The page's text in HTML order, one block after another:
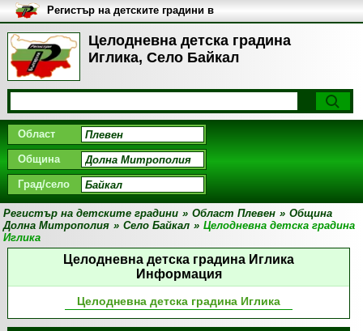
Целодневна детска градина
Иглика, Село Байкал
Регистър на детските градини в
България
Област
Община
Град/село
Регистър на детските градини » Област Плевен » Община
Долна Митрополия » Село Байкал » Целодневна детска градина
Иглика
Целодневна детска градина Иглика
Информация
Целодневна детска градина Иглика